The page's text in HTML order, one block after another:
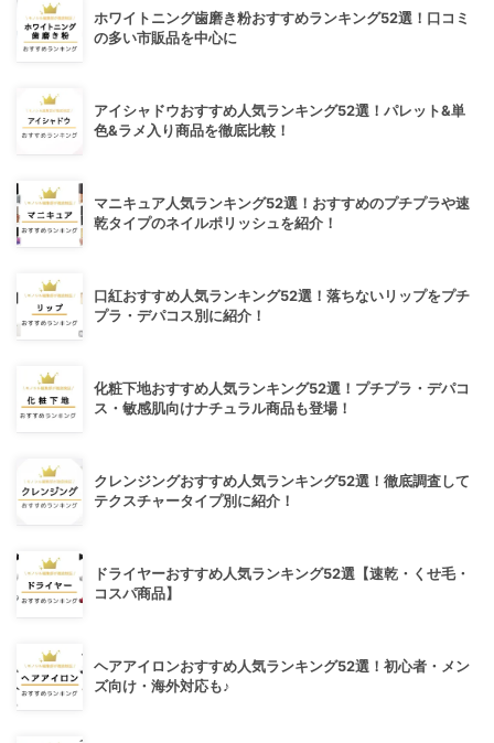
ホワイトニング歯磨き粉おすすめランキング52選！口コミ
の多い市販品を中心に
アイシャドウおすすめ人気ランキング52選！パレット&単
色&ラメ入り商品を徹底比較！
マニキュア人気ランキング52選！おすすめのプチプラや速
乾タイプのネイルポリッシュを紹介！
口紅おすすめ人気ランキング52選！落ちないリップをプチ
プラ・デパコス別に紹介！
化粧下地おすすめ人気ランキング52選！プチプラ・デパコ
ス・敏感肌向けナチュラル商品も登場！
クレンジングおすすめ人気ランキング52選！徹底調査して
テクスチャータイプ別に紹介！
ドライヤーおすすめ人気ランキング52選【速乾・くせ毛・
コスパ商品】
ヘアアイロンおすすめ人気ランキング52選！初心者・メン
ズ向け・海外対応も♪